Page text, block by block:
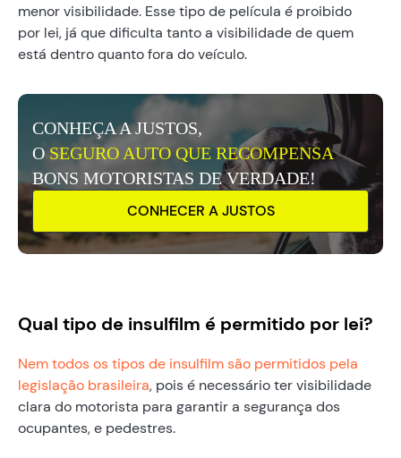
menor visibilidade. Esse tipo de película é proibido
por lei, já que dificulta tanto a visibilidade de quem
está dentro quanto fora do veículo.
CONHEÇA A JUSTOS,
OSEGURO AUTO QUE RECOMPENSA
BONS MOTORISTAS DE VERDADE!
CONHECER A JUSTOS
Qual tipo de insulfilm é permitido por lei?
Nem todos os tipos de insulfilm são permitidos pela
legislação brasileira, pois é necessário ter visibilidade
clara do motorista para garantir a segurança dos
ocupantes, e pedestres.